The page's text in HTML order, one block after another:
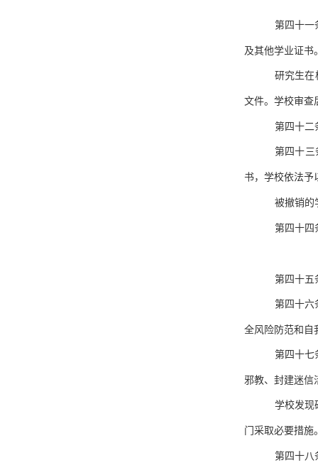
第四十一
及其他学业证书
研究生在
文件。学校审查
第四十二
第四十
书，学校依法予
被撤销的
第四十四
第四十五
第四十六
全风险防范和自
第四十七
邪教、封建迷信
学校发现
门采取必要措施
第四十八